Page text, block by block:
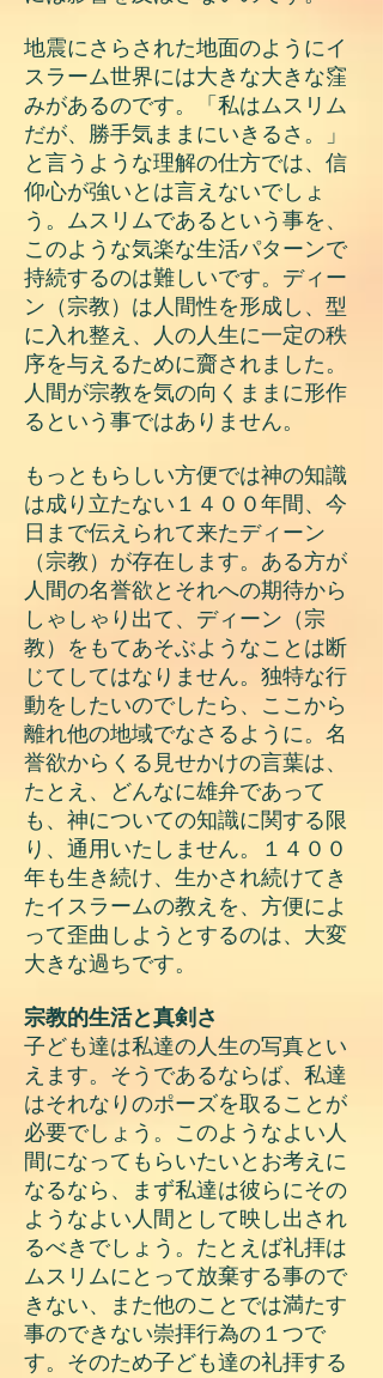
地震にさらされた地面のようにイ
スラーム世界には大きな大きな窪
みがあるのです。「私はムスリム
だが、勝手気ままにいきるさ。」
と言うような理解の仕方では、信
仰心が強いとは言えないでしょ
う。ムスリムであるという事を、
このような気楽な生活パターンで
持続するのは難しいです。ディー
ン（宗教）は人間性を形成し、型
に入れ整え、人の人生に一定の秩
序を与えるために齎されました。
人間が宗教を気の向くままに形作
るという事ではありません。
もっともらしい方便では神の知識
は成り立たない１４００年間、今
日まで伝えられて来たディーン
（宗教）が存在します。ある方が
人間の名誉欲とそれへの期待から
しゃしゃり出て、ディーン（宗
教）をもてあそぶようなことは断
じてしてはなりません。独特な行
動をしたいのでしたら、ここから
離れ他の地域でなさるように。名
誉欲からくる見せかけの言葉は、
たとえ、どんなに雄弁であって
も、神についての知識に関する限
り、通用いたしません。１４００
年も生き続け、生かされ続けてき
たイスラームの教えを、方便によ
って歪曲しようとするのは、大変
大きな過ちです。
宗教的生活と真剣さ
子ども達は私達の人生の写真とい
えます。そうであるならば、私達
はそれなりのポーズを取ることが
必要でしょう。このようなよい人
間になってもらいたいとお考えに
なるなら、まず私達は彼らにその
ようなよい人間として映し出され
るべきでしょう。たとえば礼拝は
ムスリムにとって放棄する事ので
きない、また他のことでは満たす
事のできない崇拝行為の１つで
す。そのため子ども達の礼拝する